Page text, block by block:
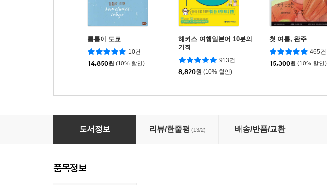
틈틈이 도쿄
10건
14,850원 (10% 할인)
해커스 여행일본어 10분의
기적
913건
8,820원 (10% 할인)
첫 여름, 완주
465건
15,300원 (10% 할인)
도쿄 골목 산책
도서정보 리뷰/한줄평 (13/2) 배송/반품/교환
품목정보